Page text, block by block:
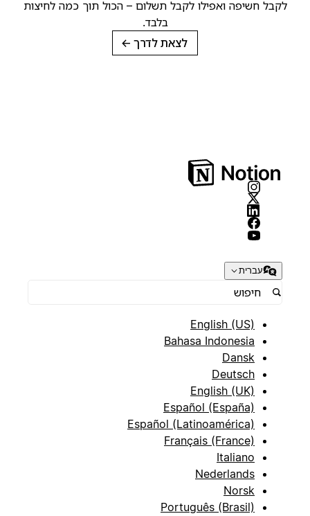
לקבל חשיפה ואפילו לקבל תשלום – הכול תוך כמה לחיצות
בלבד.
לצאת לדרך→
עברית
English (US)
Bahasa Indonesia
Dansk
Deutsch
English (UK)
Español (España)
Español (Latinoamérica)
Français (France)
Italiano
Nederlands
Norsk
Português (Brasil)